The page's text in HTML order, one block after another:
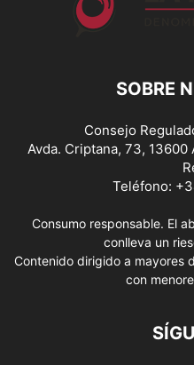
SOBRE
Consejo
Avda. Criptana, 73, 13600
Teléfono:
Consumo responsable. El
conlleva un
Contenido dirigido a mayores
con